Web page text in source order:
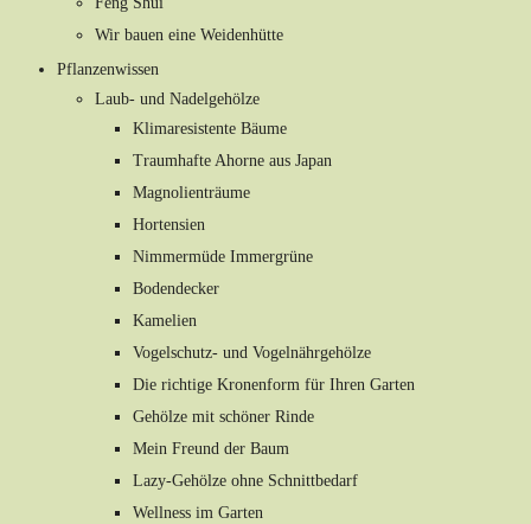
Wir bauen eine Weidenhütte
Pflanzenwissen
Laub- und Nadelgehölze
Klimaresistente Bäume
Traumhafte Ahorne aus Japan
Magnolienträume
Hortensien
Nimmermüde Immergrüne
Bodendecker
Kamelien
Vogelschutz- und Vogelnährgehölze
Die richtige Kronenform für Ihren Garten
Gehölze mit schöner Rinde
Mein Freund der Baum
Lazy-Gehölze ohne Schnittbedarf
Wellness im Garten